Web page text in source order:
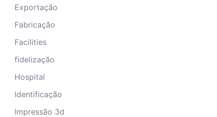
Exportação
Fabricação
Facilities
fidelização
Hospital
Identificação
Impressão 3d